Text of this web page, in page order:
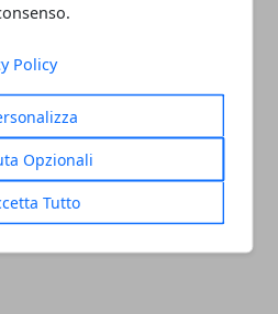
Policy
Opzionali
Tutto
nel 2023 e perché è
visibilità